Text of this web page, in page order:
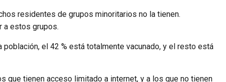
residentes de grupos minoritarios no la tienen.
a estos grupos.
el 42 % está totalmente vacunado, y el resto está
que tienen acceso limitado a internet, y a los que no tienen